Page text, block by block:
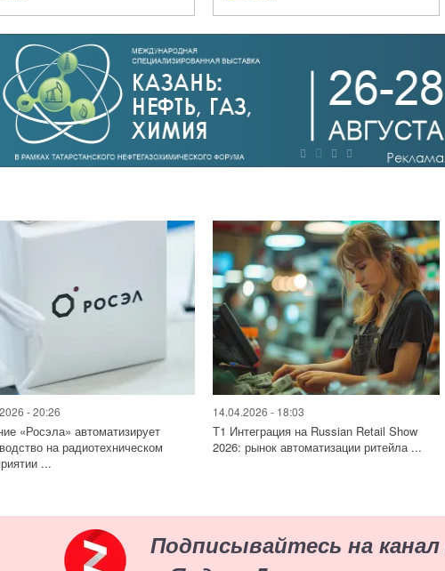
- 20:26
«Росэла» автоматизирует
на радиотехническом
...
14.04.2026 - 18:03
Т1 Интеграция на Russian Retail Show
2026: рынок автоматизации ритейла ...
Подписывайтесь на канал